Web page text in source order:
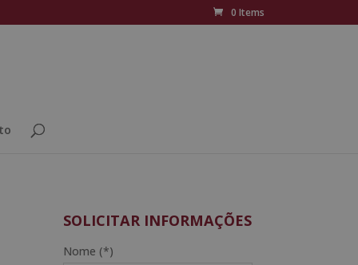
0 Items
SOLICITAR INFORMAÇÕES
Nome (*)